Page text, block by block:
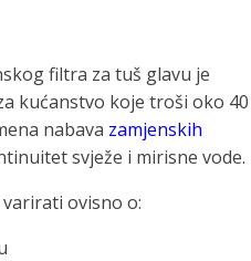
filtra za tuš glavu je
kućanstvo koje troši oko 40
nabava zamjenskih
svježe i mirisne vode.
ovisno o: